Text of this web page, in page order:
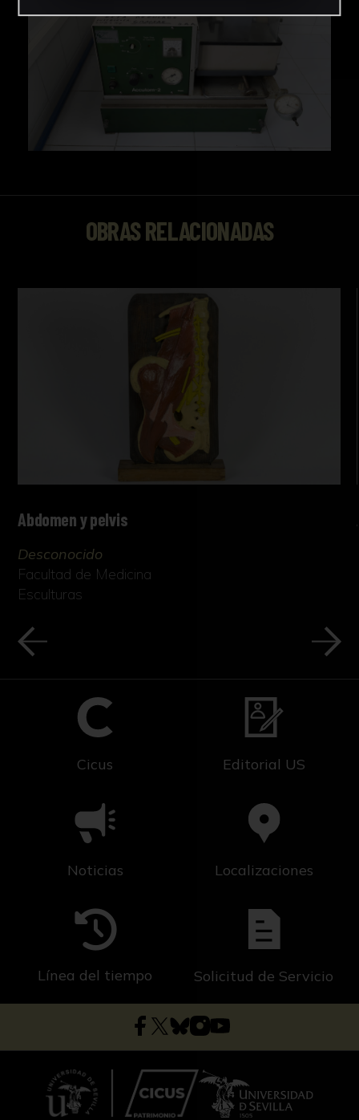
OBRAS RELACIONADAS
Abdomen y pelvis
Desconocido
Facultad de Medicina
Esculturas
Cicus Editorial US
Noticias Localizaciones
Línea del tiempo Solicitud de Servicio